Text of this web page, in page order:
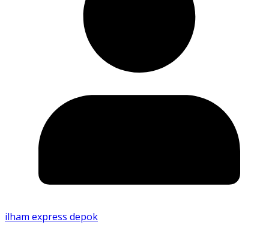
ilham express depok